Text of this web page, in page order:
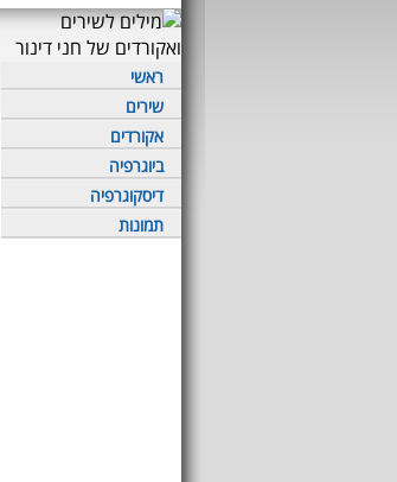
ראשי
שירים
אקורדים
ביוגרפיה
דיסקוגרפיה
תמונות